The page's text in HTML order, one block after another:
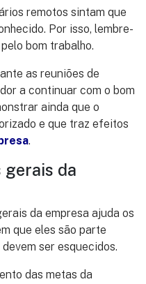
remotos sintam que
Por isso, lembre-
bom trabalho.
as reuniões de
a continuar com o bom
ainda que o
e que traz efeitos
.
gerais da
da empresa ajuda os
que eles são parte
ser esquecidos.
das metas da